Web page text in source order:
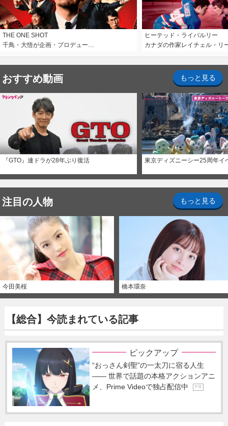
THE ONE SHOT
千鳥・大悟が企画・プロデュー…
ヒーテッド・ライバルリー
カナダの作家レイチェル・リ
おすすめ動画 もっと見る
『GTO』連ドラが28年ぶり復活 東京ディズニーシー25周年イ
注目の人物 もっと見る
今田美桜 橋本環奈
【総合】今読まれている記事
ピックアップ
“おっさん剣聖”の一太刀に宿る人生
―― 世界で話題の本格アクションアニ
メ、Prime Videoで独占配信中
P R